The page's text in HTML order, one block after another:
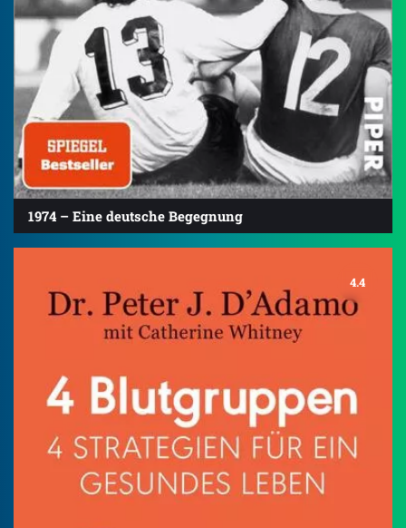
1974 – Eine deutsche Begegnung
4.4